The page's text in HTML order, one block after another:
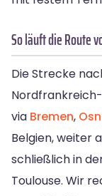
So läuft die Route
Die Strecke
via Bremen,
Belgien, weiter
schließlich in
Toulouse. Wir